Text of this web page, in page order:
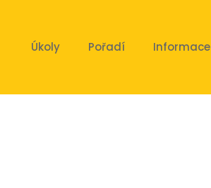
Úkoly Pořadí Informace